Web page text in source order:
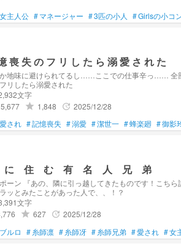
女主人公 #マネージャー #3匹の小人 #Girlsの小コ
記 憶 喪 失 の フ リ し た ら 溺 愛 さ れ た
に避けられてるし……ここでの仕事辛っ…… 全部忘れたい あ、フリすればよくね？ _______________ 記憶喪
リしたら溺愛された
文字
grade 1,848 update 2025/12/28
愛され #記憶喪失 #溺愛 #潔世一 #蜂楽廻 #御影
に 住 む 有 名 人 兄 弟
ら詰まらないものなのですが』 「…」 家から出てきたのはテレビ
ッとみたことがあった人で、、！？
文字
grade 627 update 2025/12/28
ブルロ #糸師凛 #糸師冴 #糸師兄弟 #愛され #女